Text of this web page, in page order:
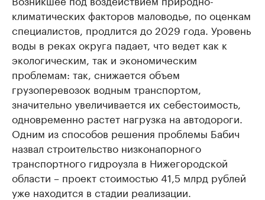
климатических факторов маловодье, по оценкам
специалистов, продлится до 2029 года. Уровень
воды в реках округа падает, что ведет как к
экологическим, так и экономическим
проблемам: так, снижается объем
грузоперевозок водным транспортом,
значительно увеличивается их себестоимость,
одновременно растет нагрузка на автодороги.
Одним из способов решения проблемы Бабич
назвал строительство низконапорного
транспортного гидроузла в Нижегородской
области – проект стоимостью 41,5 млрд рублей
уже находится в стадии реализации.